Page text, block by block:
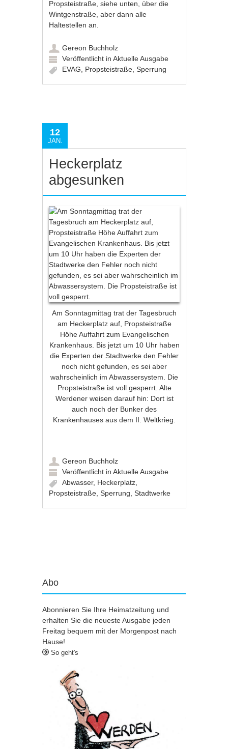
Propsteistraße, siehe unten, über die
Wintgenstraße, aber dann alle
Haltestellen an.
Gereon Buchholz
Veröffentlicht inAktuelle Ausgabe
EVAG
Propsteistraße ,Sperrung
12
JAN.
Heckerplatz
abgesunken
Am Sonntagmittag trat der Tagesbruch
am Heckerplatz auf, Propsteistraße
Höhe Auffahrt zum Evangelischen
Krankenhaus. Bis jetzt um 10 Uhr haben
die Experten der Stadtwerke den Fehler
noch nicht gefunden, es sei aber
wahrscheinlich im Abwassersystem. Die
Propsteistraße ist voll gesperrt. Alte
Werdener weisen darauf hin: Dort ist
auch noch der Bunker des
Krankenhauses aus dem II. Weltkrieg.
Gereon Buchholz
Veröffentlicht inAktuelle Ausgabe
Abwasser, Heckerplatz,
Propsteistraße,Sperrung,Stadtwerke
Abo
Abonnieren Sie Ihre Heimatzeitung und
erhalten Sie die neueste Ausgabe jeden
Freitag bequem mit der Morgenpost nach
Hause!
So geht's